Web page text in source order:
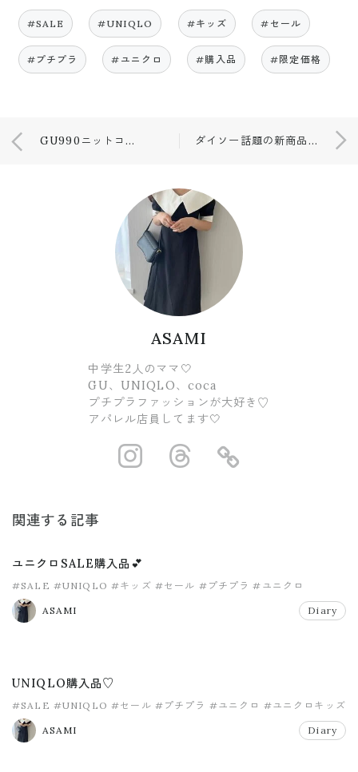
#SALE #UNIQLO #キッズ #セール
#プチプラ #ユニクロ #購入品 #限定価格
GU990ニットコーディネート♡ランチ ダイソー話題の新商品♡パート2
ASAMI
中学生2人のママ🤍
GU、UNIQLO、coca
プチプラファッションが大好き♡
アパレル店員してます🤍
https://https://
関連する記事
ユニクロSALE購入品💕
#SALE #UNIQLO #キッズ #セール #プチプラ #ユニクロ
ASAMI Diary
UNIQLO購入品♡
#SALE #UNIQLO #セール #プチプラ #ユニクロ #ユニクロキッズ
ASAMI Diary